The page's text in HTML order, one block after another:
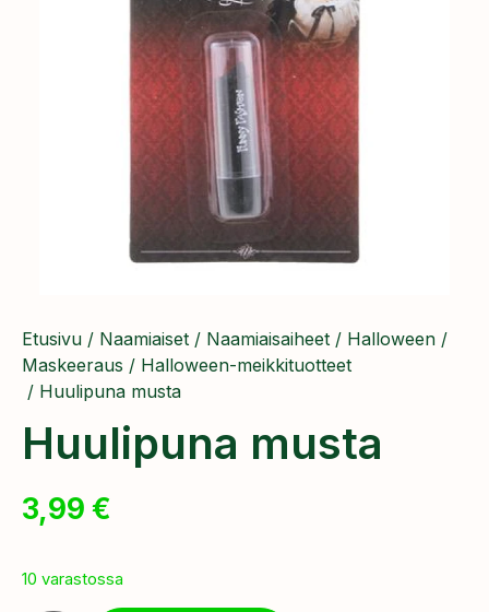
Etusivu / Naamiaiset / Naamiaisaiheet / Halloween /
Maskeeraus / Halloween-meikkituotteet
/ Huulipuna musta
Huulipuna musta
3,99 €
10 varastossa